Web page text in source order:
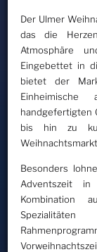
Der Ulmer
das die
Atmosphäre
Eingebettet in
bietet der
handgefertigten
bis hin zu
Besonders
Adventszeit
Kombination